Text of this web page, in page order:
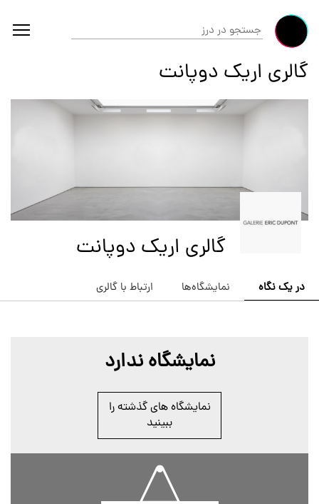
گالری اریک دوپانت
گالری اریک دوپانت
در یک نگاه نمایشگاه‌ها ارتباط با گالری
نمایشگاه ندارد
نمایشگاه های گذشته را
ببینید